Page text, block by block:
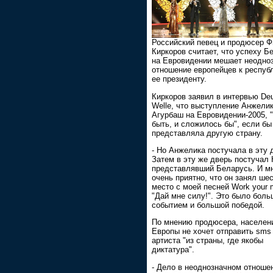
Российский певец и продюсер
Киркоров считает, что успеху
на Евровидении мешает
отношение европейцев к
ее президенту.
Киркоров заявил в интервью
Welle, что выступление
Агурбаш на Евровидении-2005,
быть, и сложилось бы", если бы
представляла другую страну.
- Но Анжелика постучала в эту
Затем в эту же дверь постучал
представлявший Беларусь. И
очень приятно, что он занял
место с моей песней Work your
"Дай мне силу!". Это было
событием и большой победой.
По мнению продюсера,
Европы не хочет отправить sms
артиста "из страны, где якобы
диктатура".
- Дело в неоднозначном